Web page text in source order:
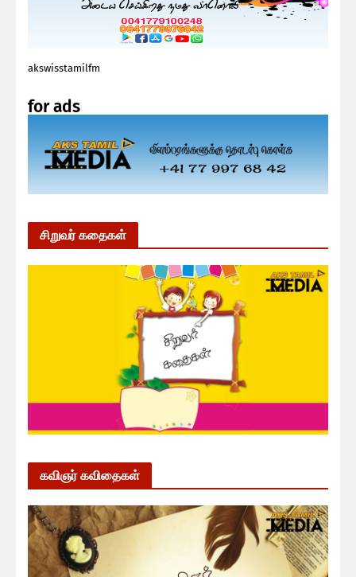
akswisstamilfm
for ads
சிறுவர் கதைகள்
கவிஞர் கவிதைகள்